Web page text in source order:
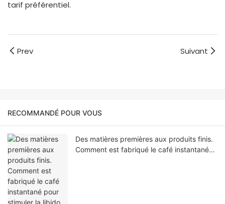
tarif préférentiel.
Prev Suivant
RECOMMANDÉ POUR VOUS
Des matières premières aux produits finis.
Comment est fabriqué le café instantané